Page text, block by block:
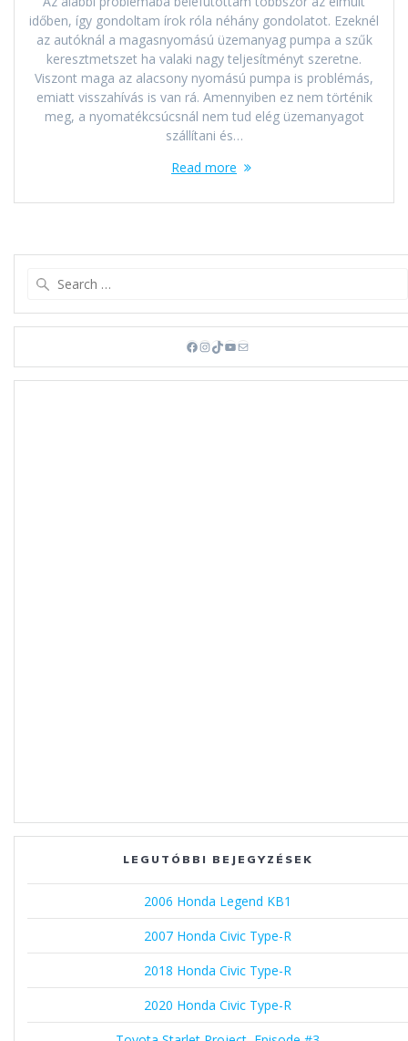
időben, így gondoltam írok róla néhány gondolatot. Ezeknél
az autóknál a magasnyomású üzemanyag pumpa a szűk
keresztmetszet ha valaki nagy teljesítményt szeretne.
Viszont maga az alacsony nyomású pumpa is problémás,
emiatt visszahívás is van rá. Amennyiben ez nem történik
meg, a nyomatékcsúcsnál nem tud elég üzemanyagot
szállítani és…
Read more
Facebook
Instagram
TikTok
YouTube
Mail
LEGUTÓBBI BEJEGYZÉSEK
2006 Honda Legend KB1
2007 Honda Civic Type-R
2018 Honda Civic Type-R
2020 Honda Civic Type-R